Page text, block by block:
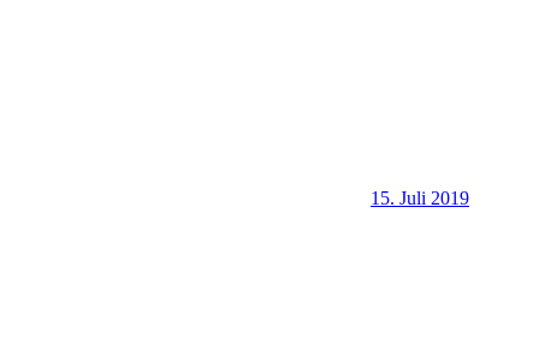
15. Juli 2019